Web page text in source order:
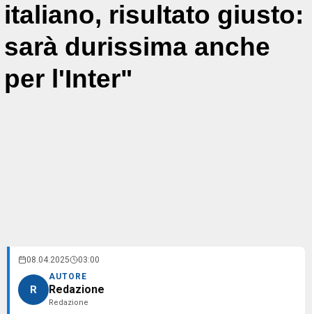
italiano, risultato giusto:
sarà durissima anche
per l'Inter"
08.04.2025 03:00
R
AUTORE
Redazione
Redazione